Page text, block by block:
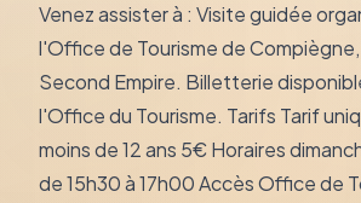
Venez assister à : Visite guidée
l'Office de Tourisme de
Second Empire. Billetterie
l'Office du Tourisme. Tarifs Tarif
moins de 12 ans 5€ Horaires
de 15h30 à 17h00 Accès Office de